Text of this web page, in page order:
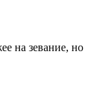
на зевание, но